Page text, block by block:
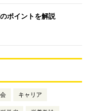
ポイントを解説
キャリア